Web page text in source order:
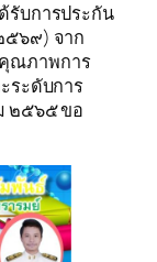
รับการประกัน
๖๙) จาก
ณภาพการ
ระดับการ
๒๕๖๕ ขอ